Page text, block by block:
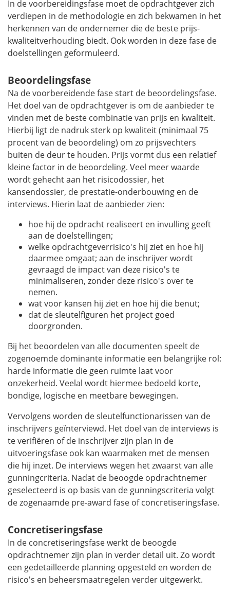
In de voorbereidingsfase moet de opdrachtgever zich
verdiepen in de methodologie en zich bekwamen in het
herkennen van de ondernemer die de beste prijs-
kwaliteitverhouding biedt. Ook worden in deze fase de
doelstellingen geformuleerd.
Beoordelingsfase
Na de voorbereidende fase start de beoordelingsfase.
Het doel van de opdrachtgever is om de aanbieder te
vinden met de beste combinatie van prijs en kwaliteit.
Hierbij ligt de nadruk sterk op kwaliteit (minimaal 75
procent van de beoordeling) om zo prijsvechters
buiten de deur te houden. Prijs vormt dus een relatief
kleine factor in de beoordeling. Veel meer waarde
wordt gehecht aan het risicodossier, het
kansendossier, de prestatie-onderbouwing en de
interviews. Hierin laat de aanbieder zien:
hoe hij de opdracht realiseert en invulling geeft
aan de doelstellingen;
welke opdrachtgeverrisico's hij ziet en hoe hij
daarmee omgaat; aan de inschrijver wordt
gevraagd de impact van deze risico's te
minimaliseren, zonder deze risico's over te
nemen.
wat voor kansen hij ziet en hoe hij die benut;
dat de sleutelfiguren het project goed
doorgronden.
Bij het beoordelen van alle documenten speelt de
zogenoemde dominante informatie een belangrijke rol:
harde informatie die geen ruimte laat voor
onzekerheid. Veelal wordt hiermee bedoeld korte,
bondige, logische en meetbare bewegingen.
Vervolgens worden de sleutelfunctionarissen van de
inschrijvers geïnterviewd. Het doel van de interviews is
te verifiëren of de inschrijver zijn plan in de
uitvoeringsfase ook kan waarmaken met de mensen
die hij inzet. De interviews wegen het zwaarst van alle
gunningcriteria. Nadat de beoogde opdrachtnemer
geselecteerd is op basis van de gunningscriteria volgt
de zogenaamde pre-award fase of concretiseringsfase.
Concretiseringsfase
In de concretiseringsfase werkt de beoogde
opdrachtnemer zijn plan in verder detail uit. Zo wordt
een gedetailleerde planning opgesteld en worden de
risico's en beheersmaatregelen verder uitgewerkt.